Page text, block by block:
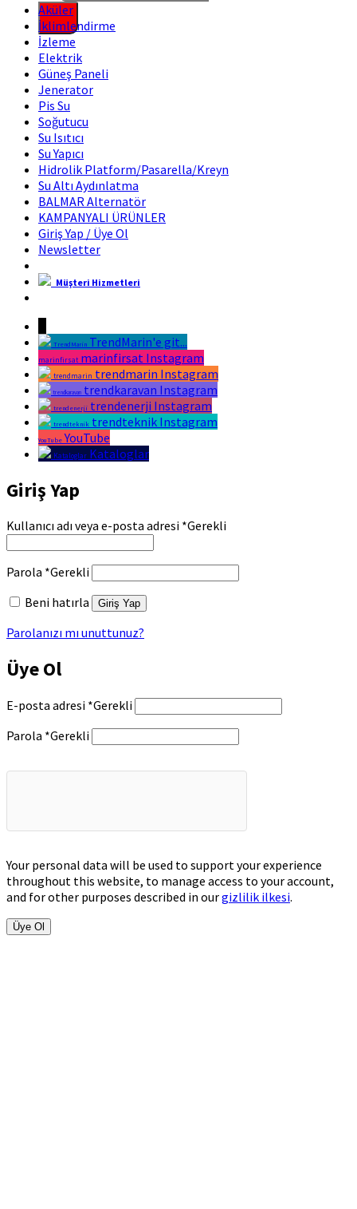
Aküler
İklimlendirme
İzleme
Elektrik
Güneş Paneli
Jenerator
Pis Su
Soğutucu
Su Isıtıcı
Su Yapıcı
Hidrolik Platform/Pasarella/Kreyn
Su Altı Aydınlatma
BALMAR Alternatör
KAMPANYALI ÜRÜNLER
Giriş Yap / Üye Ol
Newsletter
Müşteri Hizmetleri
TrendMarin TrendMarin'e git...
marinfirsat marinfirsat Instagram
trendmarin trendmarin Instagram
trendkaravan trendkaravan Instagram
trendenerji trendenerji Instagram
trendteknik trendteknik Instagram
YouTube YouTube
Kataloglar Kataloglar
Giriş Yap
Kullanıcı adı veya e-posta adresi *Gerekli
Parola *Gerekli
Beni hatırla
Giriş Yap
Parolanızı mı unuttunuz?
Üye Ol
E-posta adresi *Gerekli
Parola *Gerekli
Your personal data will be used to support your experience
throughout this website, to manage access to your account,
and for other purposes described in ourgizlilik ilkesi.
Üye Ol